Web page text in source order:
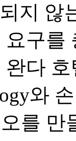
지 않
요구
다 호
와
를 만